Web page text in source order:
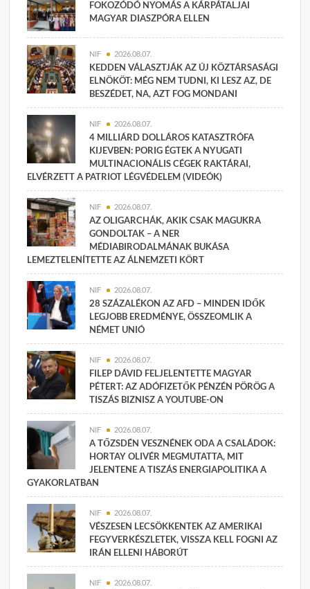
FOKOZÓDÓ NYOMÁS A KÁRPÁTALJAI
MAGYAR DIASZPÓRA ELLEN
NIF 2026.08.07.
KEDDEN VÁLASZTJÁK AZ ÚJ KÖZTÁRSASÁGI
ELNÖKÖT: MÉG NEM TUDNI, KI LESZ AZ, DE
BESZÉDET, NA, AZT FOG MONDANI
NIF 2026.08.07.
4 MILLIÁRD DOLLÁROS KATASZTRÓFA
KIJEVBEN: PORIG ÉGTEK A NYUGATI
MULTINACIONÁLIS CÉGEK RAKTÁRAI,
ELVÉRZETT A PATRIOT LÉGVÉDELEM (VIDEÓK)
NIF 2026.08.07.
AZ OLIGARCHÁK, AKIK CSAK MAGUKRA
GONDOLTAK – A NER
MÉDIABIRODALMÁNAK BUKÁSA
LEMEZTELENÍTETTE AZ ÁLNEMZETI KÖRT
NIF 2026.08.07.
28 SZÁZALÉKON AZ AFD – MINDEN IDŐK
LEGJOBB EREDMÉNYE, ÖSSZEOMLIK A
NÉMET UNIÓ
NIF 2026.08.07.
FILEP DÁVID FELJELENTETTE MAGYAR
PÉTERT: AZ ADÓFIZETŐK PÉNZÉN PÖRÖG A
TISZÁS BIZNISZ A YOUTUBE-ON
NIF 2026.08.07.
A TŐZSDÉN VESZNÉNEK ODA A CSALÁDOK:
HORTAY OLIVÉR MEGMUTATTA, MIT
JELENTENE A TISZÁS ENERGIAPOLITIKA A
GYAKORLATBAN
NIF 2026.08.07.
VÉSZESEN LECSÖKKENTEK AZ AMERIKAI
FEGYVERKÉSZLETEK, VISSZA KELL FOGNI AZ
IRÁN ELLENI HÁBORÚT
NIF 2026.08.07.